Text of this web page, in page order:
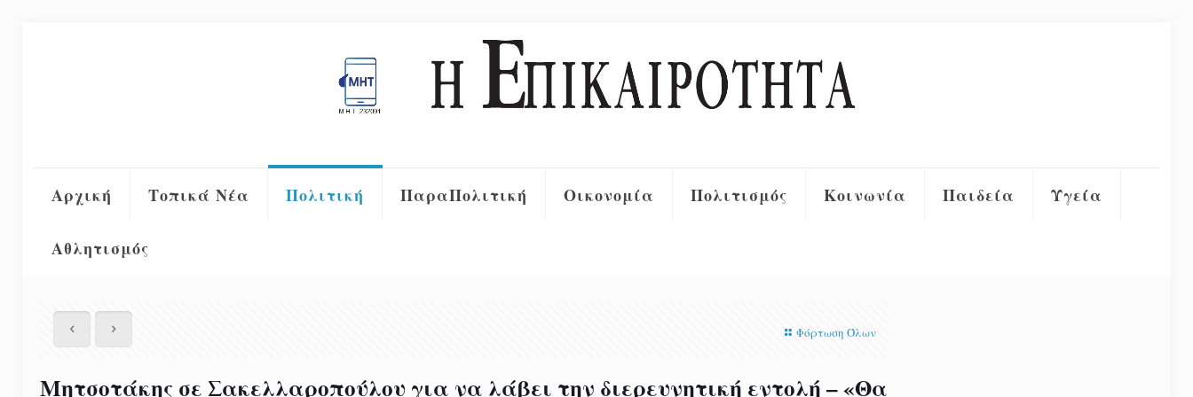
Αρχική Τοπικά Νέα Πολιτική ΠαραΠολιτική Οικονομία Πολιτισμός Κοινωνία Παιδεία Υγεία
Αθλητισμός
Φόρτωση Όλων
Μητσοτάκης σε Σακελλαροπούλου για να λάβει την διερευνητική εντολή – «Θα